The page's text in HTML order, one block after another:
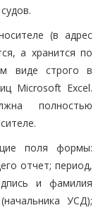
(в адрес
а хранится по
виде строго в
Microsoft Excel.
полностью
поля формы:
отчет; период,
и фамилия
УСД);